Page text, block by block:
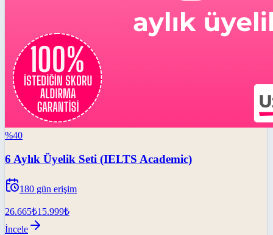
%40
6 Aylık Üyelik Seti (IELTS Academic)
180 gün erişim
26.665₺15.999₺
İncele